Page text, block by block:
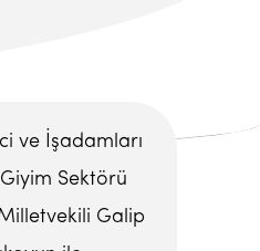
ve İşadamları
Sektörü
Galip